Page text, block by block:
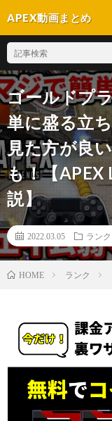
APEX動画まとめ
ゴールドプ
単に盛る立
見た方が良
も！【APEX
説】
2022.03.05 ランク
HOME ランク